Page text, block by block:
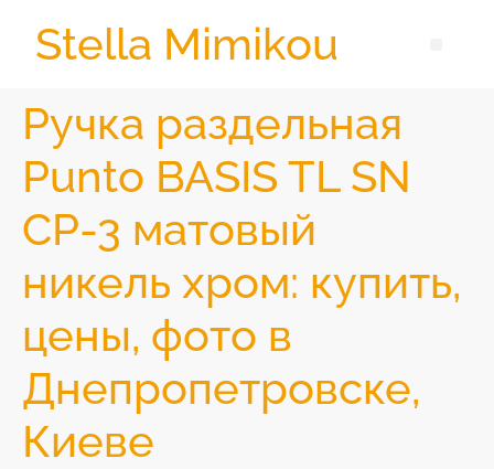
Stella Mimikou
Ручка раздельная
Punto BASIS TL SN
CP-3 матовый
никель хром: купить,
цены, фото в
Днепропетровске,
Киеве